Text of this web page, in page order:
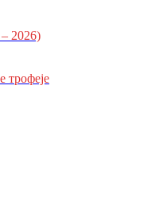
2026)
трофеје